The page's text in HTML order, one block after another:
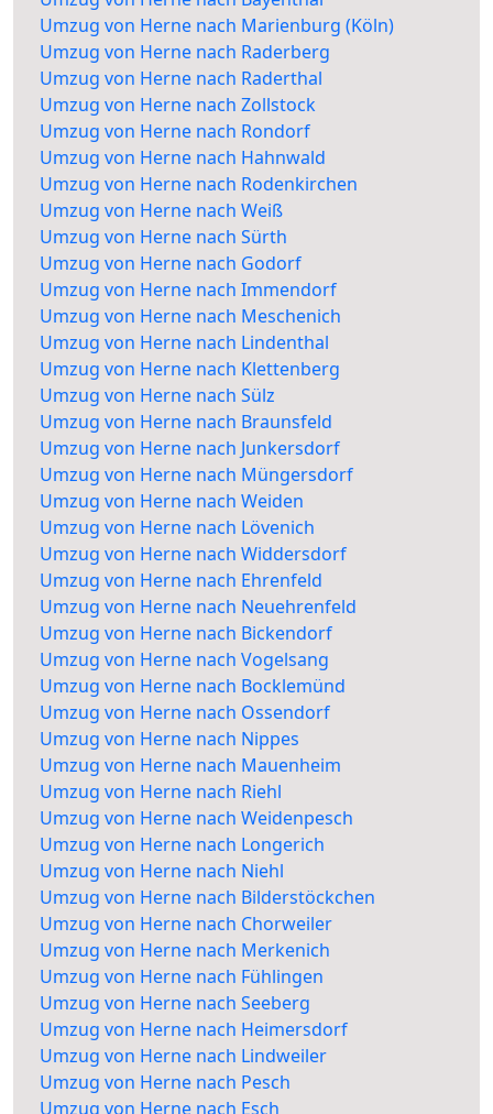
Umzug von Herne nach Marienburg (Köln)
Umzug von Herne nach Raderberg
Umzug von Herne nach Raderthal
Umzug von Herne nach Zollstock
Umzug von Herne nach Rondorf
Umzug von Herne nach Hahnwald
Umzug von Herne nach Rodenkirchen
Umzug von Herne nach Weiß
Umzug von Herne nach Sürth
Umzug von Herne nach Godorf
Umzug von Herne nach Immendorf
Umzug von Herne nach Meschenich
Umzug von Herne nach Lindenthal
Umzug von Herne nach Klettenberg
Umzug von Herne nach Sülz
Umzug von Herne nach Braunsfeld
Umzug von Herne nach Junkersdorf
Umzug von Herne nach Müngersdorf
Umzug von Herne nach Weiden
Umzug von Herne nach Lövenich
Umzug von Herne nach Widdersdorf
Umzug von Herne nach Ehrenfeld
Umzug von Herne nach Neuehrenfeld
Umzug von Herne nach Bickendorf
Umzug von Herne nach Vogelsang
Umzug von Herne nach Bocklemünd
Umzug von Herne nach Ossendorf
Umzug von Herne nach Nippes
Umzug von Herne nach Mauenheim
Umzug von Herne nach Riehl
Umzug von Herne nach Weidenpesch
Umzug von Herne nach Longerich
Umzug von Herne nach Niehl
Umzug von Herne nach Bilderstöckchen
Umzug von Herne nach Chorweiler
Umzug von Herne nach Merkenich
Umzug von Herne nach Fühlingen
Umzug von Herne nach Seeberg
Umzug von Herne nach Heimersdorf
Umzug von Herne nach Lindweiler
Umzug von Herne nach Pesch
Umzug von Herne nach Esch